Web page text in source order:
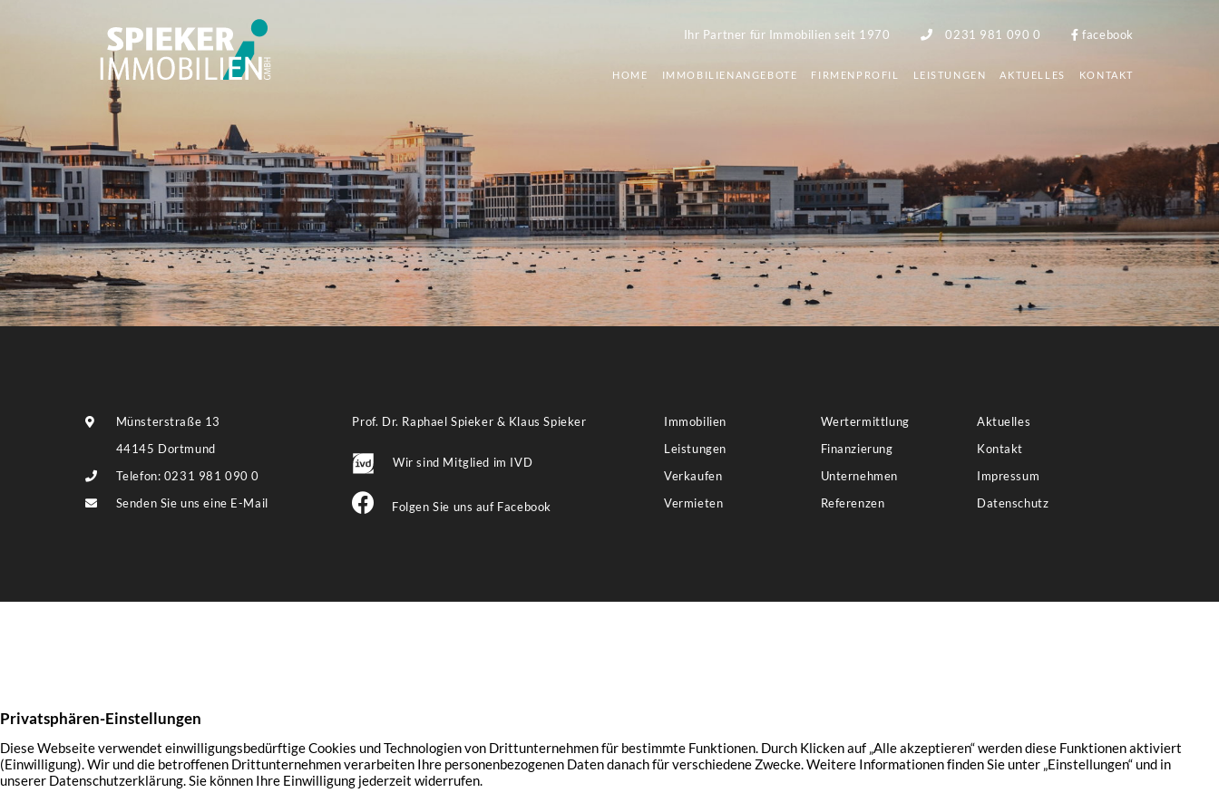
Ihr Partner für Immobilien seit 1970 0231 981 090 0 facebook
HOME IMMOBILIENANGEBOTE FIRMENPROFIL LEISTUNGEN AKTUELLES KONTAKT
Münsterstraße 13
44145 Dortmund
Telefon: 0231 981 090 0
Senden Sie uns eine E-Mail
Prof. Dr. Raphael Spieker & Klaus Spieker
Wir sind Mitglied im IVD
Folgen Sie uns auf Facebook
Immobilien Wertermittlung
Aktuelles
Leistungen
Finanzierung
Kontakt
Verkaufen
Unternehmen
Impressum
Vermieten
Referenzen Datenschutz